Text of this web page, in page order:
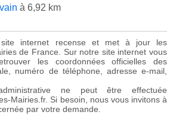
à 6,92 km
internet recense et met à jour les
de France. Sur notre site internet vous
les coordonnées officielles des
numéro de téléphone, adresse e-mail,
ne peut être effectuée
Mairies.fr. Si besoin, nous vous invitons à
par votre demande.